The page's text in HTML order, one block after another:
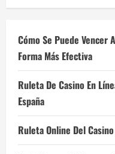
Cómo Se Puede Vencer
Forma Más Efectiva
Ruleta De Casino En
España
Ruleta Online Del